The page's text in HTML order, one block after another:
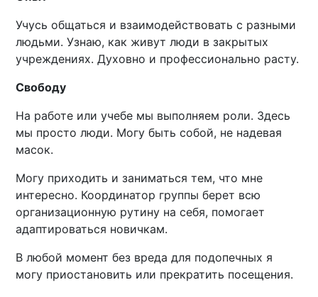
Учусь общаться и взаимодействовать с разными
людьми. Узнаю, как живут люди в закрытых
учреждениях. Духовно и профессионально расту.
Свободу
На работе или учебе мы выполняем роли. Здесь
мы просто люди. Могу быть собой, не надевая
масок.
Могу приходить и заниматься тем, что мне
интересно. Координатор группы берет всю
организационную рутину на себя, помогает
адаптироваться новичкам.
В любой момент без вреда для подопечных я
могу приостановить или прекратить посещения.